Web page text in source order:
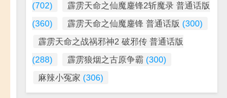
(702)
霹雳天命之仙魔鏖锋2斩魔录 普通话版
(360)
霹雳天命之仙魔鏖锋 普通话版 (300)
霹雳天命之战祸邪神2 破邪传 普通话版
(288)
霹雳狼烟之古原争霸 (300)
麻辣小冤家 (306)